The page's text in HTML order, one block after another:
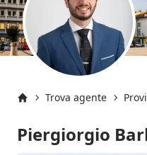
Trova agente
Piergiorgio